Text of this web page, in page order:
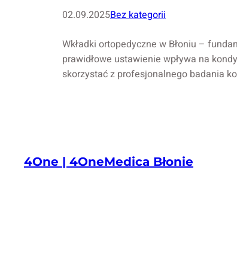
02.09.2025Bez kategorii
Wkładki ortopedyczne w Błoniu –
prawidłowe ustawienie wpływa na
skorzystać z profesjonalnego badania
4One | 4OneMedica Błonie